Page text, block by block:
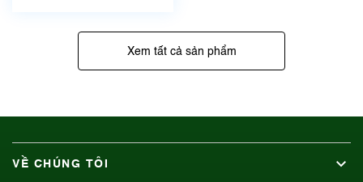
Xem tất cả sản phẩm
VỀ CHÚNG TÔI